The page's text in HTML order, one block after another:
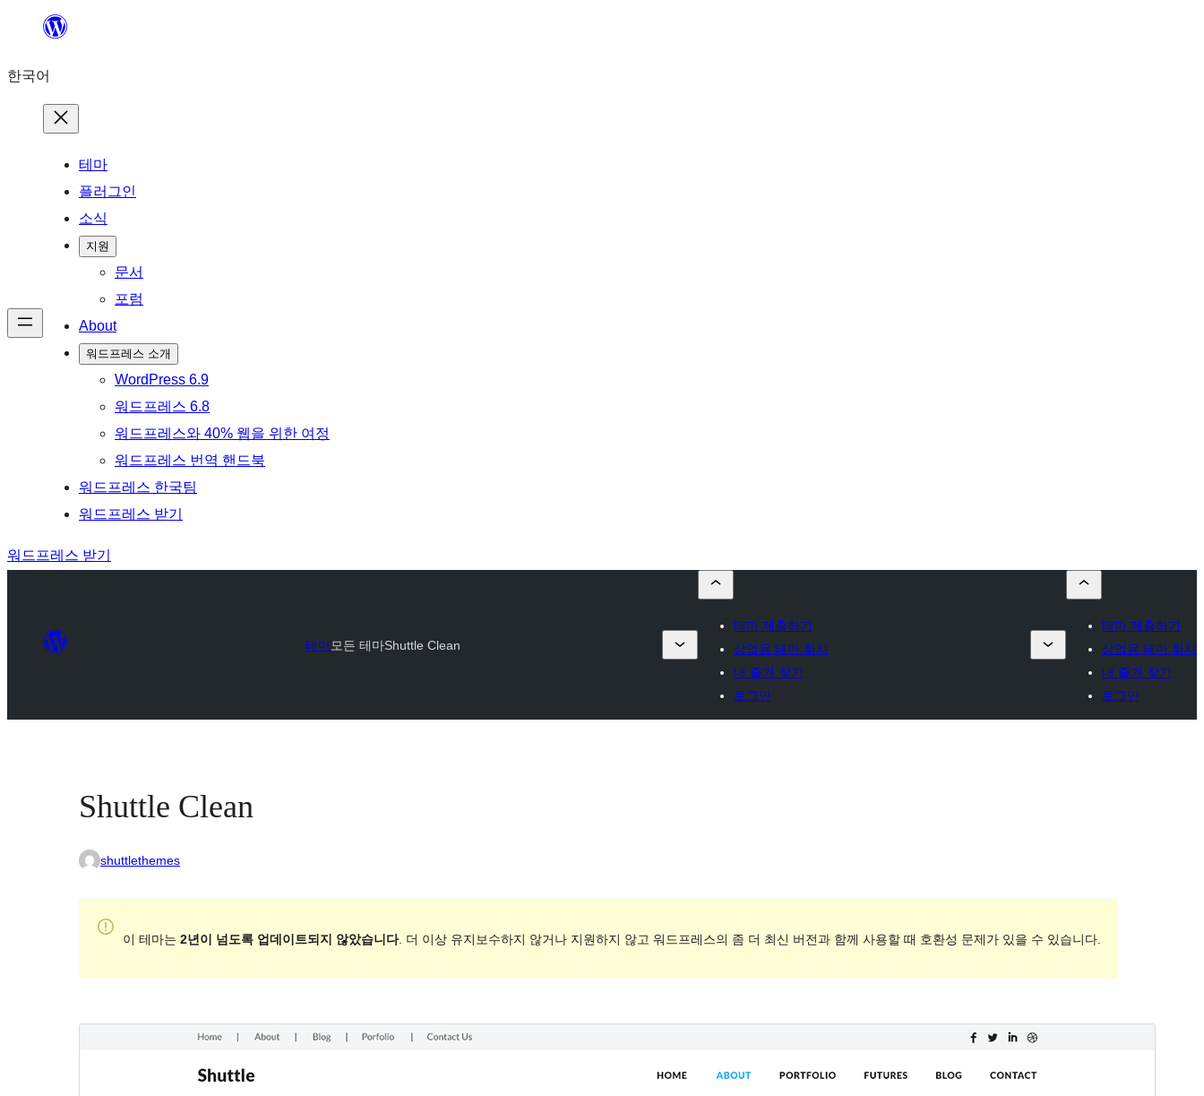
츠
한국어
테마
플러그인
소식
지원
문서
포럼
About
워드프레스 소개
WordPress 6.9
워드프레스 6.8
워드프레스와 40% 웹을 위한 여정
워드프레스 번역 핸드북
워드프레스 한국팀
워드프레스 받기
워드프레스 받기
테마모든 테마Shuttle Clean
테마 제출하기
상업용 테마 회사
내 즐겨 찾기
로그인
테마 제출하기
상업용 테마 회사
내 즐겨 찾기
로그인
Shuttle Clean
shuttlethemes
이 테마는 2년이 넘도록 업데이트되지 않았습니다. 더 이상 유지보수하지 않거나 지원하지 않고 워드프레스의 좀 더 최신 버전과 함께 사용할 때 호환성 문제가 있을 수 있습니다.